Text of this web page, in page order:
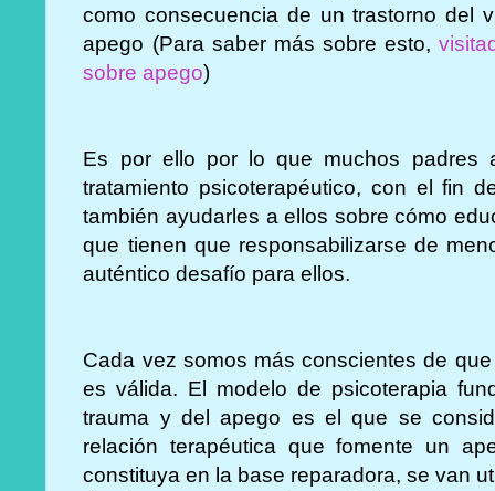
como consecuencia de un trastorno del
apego (Para saber más sobre esto,
sobre apego)
Es por ello por lo que muchos padres
tratamiento psicoterapéutico, con el fin
también ayudarles a ellos sobre cómo
que tienen que responsabilizarse de
auténtico desafío para ellos.
Cada vez somos más conscientes de
es válida. El modelo de psicoterapia
trauma y del apego es el que se
relación terapéutica que fomente un
constituya en la base reparadora, se van